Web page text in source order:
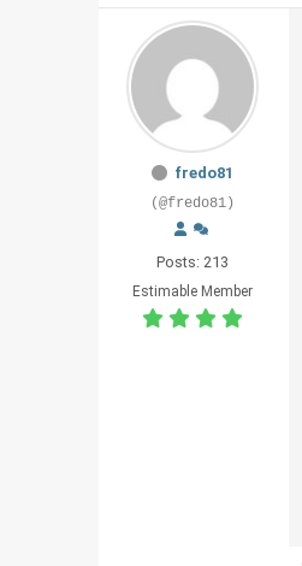
fredo81
(@fredo81)
Posts: 213
Estimable Member